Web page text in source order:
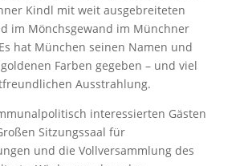
Kindl mit weit ausgebreiteten
im Mönchsgewand im Münchner
hat München seinen Namen und
Farben gegeben – und viel
Ausstrahlung.
interessierten Gästen
Sitzungssaal für
und die Vollversammlung des